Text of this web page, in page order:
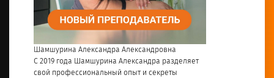
Шамшурина Александра Александровна
С 2019 года Шамшурина Александра разделяет
свой профессиональный опыт и секреты